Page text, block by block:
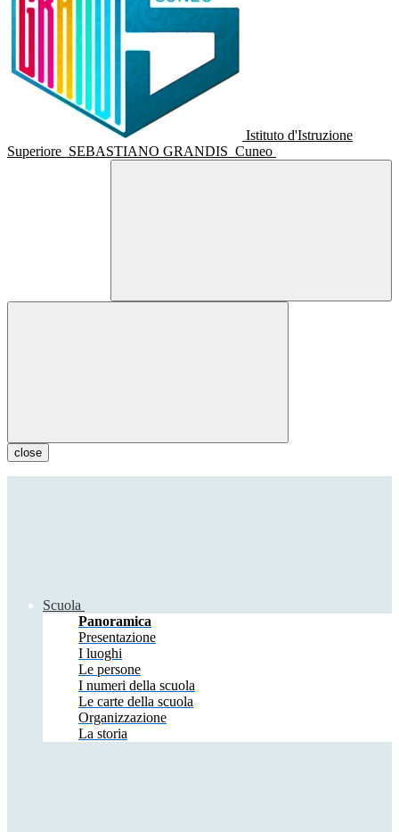
Istituto d'Istruzione
Superiore SEBASTIANO GRANDIS Cuneo
close
Scuola
Panoramica
Presentazione
I luoghi
Le persone
I numeri della scuola
Le carte della scuola
Organizzazione
La storia